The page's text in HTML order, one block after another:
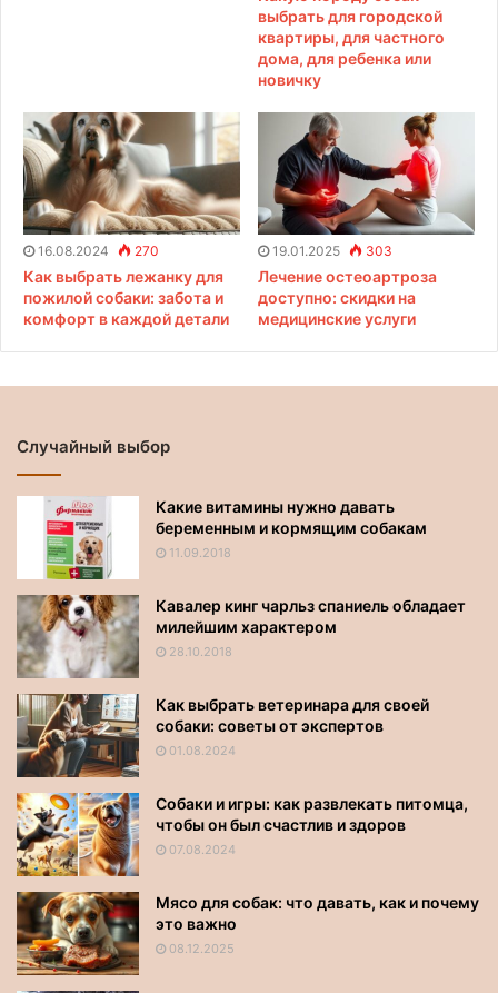
выбрать для городской
квартиры, для частного
дома, для ребенка или
новичку
16.08.2024 270
Как выбрать лежанку для
пожилой собаки: забота и
комфорт в каждой детали
19.01.2025 303
Лечение остеоартроза
доступно: скидки на
медицинские услуги
Случайный выбор
Какие витамины нужно давать
беременным и кормящим собакам
11.09.2018
Кавалер кинг чарльз спаниель обладает
милейшим характером
28.10.2018
Как выбрать ветеринара для своей
собаки: советы от экспертов
01.08.2024
Собаки и игры: как развлекать питомца,
чтобы он был счастлив и здоров
07.08.2024
Мясо для собак: что давать, как и почему
это важно
08.12.2025